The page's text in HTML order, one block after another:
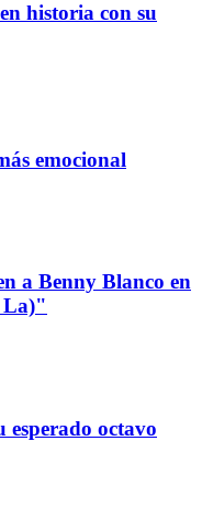
historia con su
emocional
a Benny Blanco en
La)"
esperado octavo